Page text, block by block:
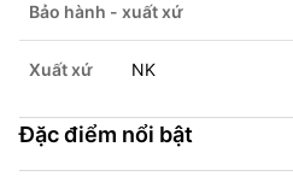
Bảo hành - xuất xứ
Xuất xứ NK
Đặc điểm nổi bật